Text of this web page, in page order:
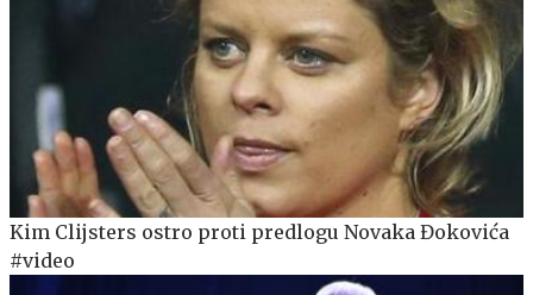
Kim Clijsters ostro proti predlogu Novaka Đokovića
#video